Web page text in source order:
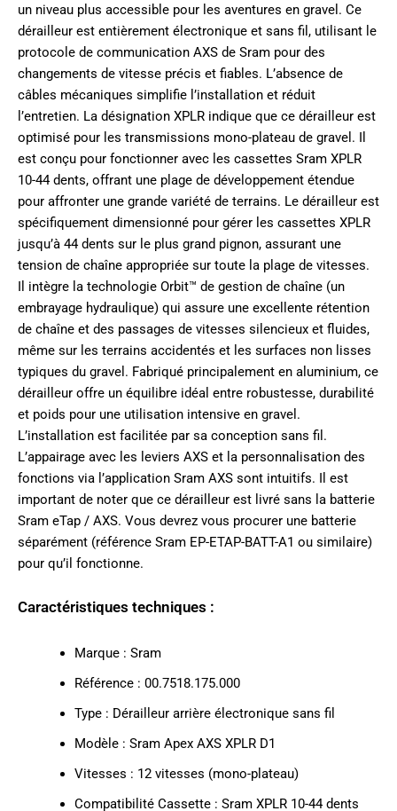
un niveau plus accessible pour les aventures en gravel. Ce
dérailleur est entièrement électronique et sans fil, utilisant le
protocole de communication AXS de Sram pour des
changements de vitesse précis et fiables. L’absence de
câbles mécaniques simplifie l’installation et réduit
l’entretien. La désignation XPLR indique que ce dérailleur est
optimisé pour les transmissions mono-plateau de gravel. Il
est conçu pour fonctionner avec les cassettes Sram XPLR
10-44 dents, offrant une plage de développement étendue
pour affronter une grande variété de terrains. Le dérailleur est
spécifiquement dimensionné pour gérer les cassettes XPLR
jusqu’à 44 dents sur le plus grand pignon, assurant une
tension de chaîne appropriée sur toute la plage de vitesses.
Il intègre la technologie Orbit™ de gestion de chaîne (un
embrayage hydraulique) qui assure une excellente rétention
de chaîne et des passages de vitesses silencieux et fluides,
même sur les terrains accidentés et les surfaces non lisses
typiques du gravel. Fabriqué principalement en aluminium, ce
dérailleur offre un équilibre idéal entre robustesse, durabilité
et poids pour une utilisation intensive en gravel.
L’installation est facilitée par sa conception sans fil.
L’appairage avec les leviers AXS et la personnalisation des
fonctions via l’application Sram AXS sont intuitifs. Il est
important de noter que ce dérailleur est livré sans la batterie
Sram eTap / AXS. Vous devrez vous procurer une batterie
séparément (référence Sram EP-ETAP-BATT-A1 ou similaire)
pour qu’il fonctionne.
Caractéristiques techniques :
Marque : Sram
Référence : 00.7518.175.000
Type : Dérailleur arrière électronique sans fil
Modèle : Sram Apex AXS XPLR D1
Vitesses : 12 vitesses (mono-plateau)
Compatibilité Cassette : Sram XPLR 10-44 dents